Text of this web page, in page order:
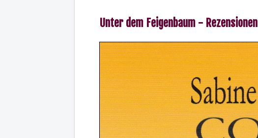
Unter dem Feigenbaum - Rezensionen